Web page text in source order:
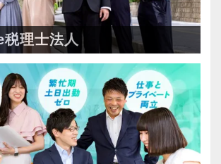
】
成功を支援するという理念に共
直に感動できる方
を大事にできる方
に仕事に取り組んでいただける
現場で、経営者と二人三脚しつ
じ目線に立った仕事をすること
世界で「生きる力」のある自律的
ョナルを育てます！】
や希望を抱いて飛び込んできて
てるのは、私たちの責務。
原石」という意味。原石である皆
ことを大事に、熱意とポテンシ
物重視の採用を行っています。
プ企業の支援に特化した税理士
社、ベンチャー企業から大学教
理士法人